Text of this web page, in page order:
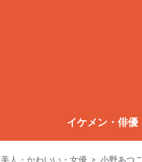
イケメン・俳優
美人・かわいい・女優 小野あつ